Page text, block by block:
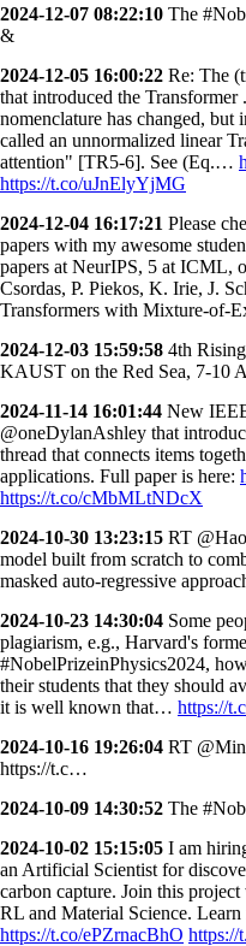
2024-12-07 08:22:10 The
&
2024-12-05 16:00:22 Re: The
that introduced the
nomenclature has changed,
called an unnormalized linear
attention" [TR5-6]. See (Eq.…
https://t.co/uJnElyYjMG
2024-12-04 16:17:21 Please
papers with my awesome
papers at NeurIPS, 5 at ICML,
Csordas, P. Piekos, K. Irie, J.
Transformers with Mixture-of-
2024-12-03 15:59:58 4th
KAUST on the Red Sea, 7-10
2024-11-14 16:01:44 New
@oneDylanAshley that
thread that connects items
applications. Full paper is here:
https://t.co/cMbMLtNDcX
2024-10-30 13:23:15 RT
model built from scratch to
masked auto-regressive
2024-10-23 14:30:04 Some
plagiarism, e.g., Harvard's
#NobelPrizeinPhysics2024,
their students that they should
it is well known that… https://
2024-10-16 19:26:04 RT
https://t.c…
2024-10-09 14:30:52 The
2024-10-02 15:15:05 I am
an Artificial Scientist for
carbon capture. Join this
RL and Material Science. Learn
https://t.co/ePZrnacBhO https://